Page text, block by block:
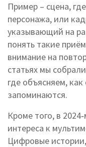
Пример – сцена,
персонажа, или
указывающий на
понять такие
внимание на
статьях мы
где объясняем,
запоминаются.
Кроме того, в
интереса к
Цифровые